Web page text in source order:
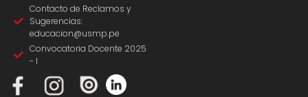
Contacto de Reclamos y
Sugerencias:
educacion@usmp.pe
Convocatoria Docente 2025
- I